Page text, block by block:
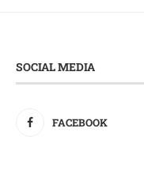
SOCIAL MEDIA
FACEBOOK